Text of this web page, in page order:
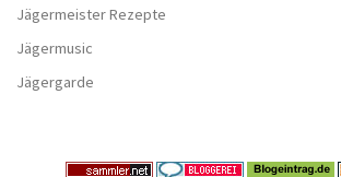
Jägermeister Rezepte
Jägermusic
Jägergarde